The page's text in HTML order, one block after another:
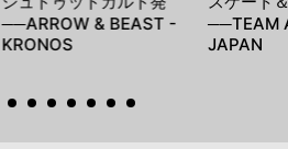
──ARROW & BEAST -
KRONOS
──TEAM
JAPAN